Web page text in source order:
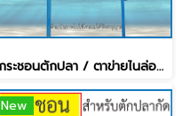
กระชอนตักปลา / ตาข่ายไนล่อน_ด้ามPVC [ ขนาด13นิ้ว ]
New